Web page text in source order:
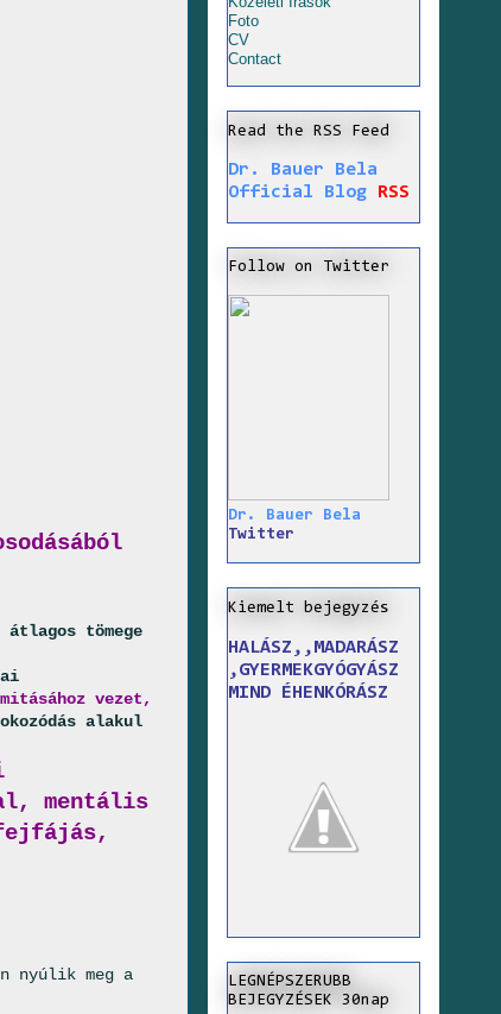
tömege
vezet,
alakul
mentális
nyúlik meg a
Foto
CV
Contact
Read the RSS Feed
Dr. Bauer Bela
Official Blog
RSS
Follow on Twitter
Dr. Bauer Bela
Twitter
Kiemelt bejegyzés
HALÁSZ,,MADARÁSZ
,GYERMEKGYÓGYÁSZ
MIND ÉHENKÓRÁSZ
LEGNÉPSZERUBB
BEJEGYZÉSEK 30nap